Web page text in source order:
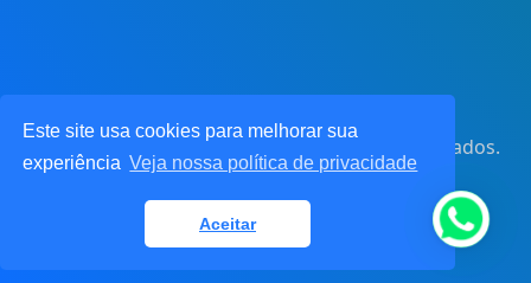
Este site usa cookies para melhorar sua
experiência Veja nossa política de privacidade
Aceitar
Pot&Pracy
. Todos os direitos reservados.
CNPJ: 62.360.268.0001/91